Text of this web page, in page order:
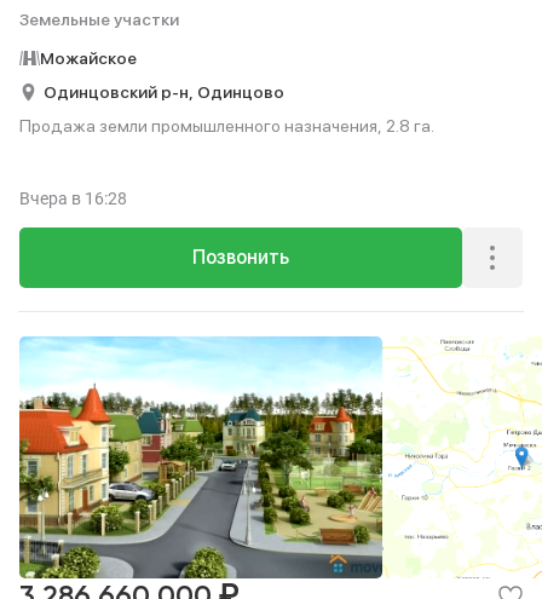
Земельные участки
Можайское
Одинцовский р-н, Одинцово
Продажа земли промышленного назначения, 2.8 га.
Позвонить
Вчера в 16:28